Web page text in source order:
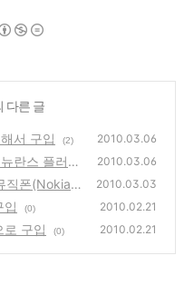
다른 글
서 구입 (2) 2010.03.06
란스 플러스
2010.03.06
직폰(Nokia 5
폰 팝니다
2010.03.03
입 (0) 2010.02.21
로 구입 (0) 2010.02.21